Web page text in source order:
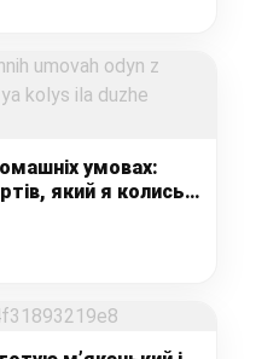
умовах:
який я колись